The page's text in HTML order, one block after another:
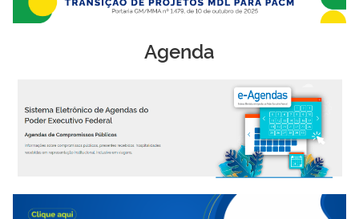
Agenda